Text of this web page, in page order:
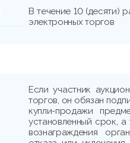
В течение 10 (десяти)
электронных торгов
Если участник
торгов, он обязан
купли-продажи
установленный срок, а
вознаграждения